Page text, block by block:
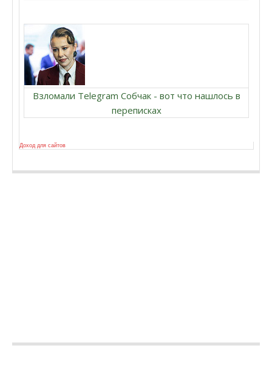
Взломали Telegram Собчак - вот что нашлось в
переписках
Доход для сайтов